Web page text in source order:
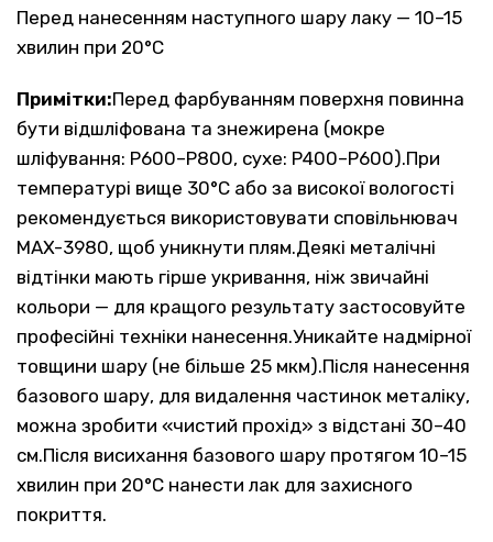
Перед нанесенням наступного шару лаку — 10–15
хвилин при 20°C
Примітки:Перед фарбуванням поверхня повинна
бути відшліфована та знежирена (мокре
шліфування: P600–P800, сухе: P400–P600).При
температурі вище 30°C або за високої вологості
рекомендується використовувати сповільнювач
MAX-3980, щоб уникнути плям.Деякі металічні
відтінки мають гірше укривання, ніж звичайні
кольори — для кращого результату застосовуйте
професійні техніки нанесення.Уникайте надмірної
товщини шару (не більше 25 мкм).Після нанесення
базового шару, для видалення частинок металіку,
можна зробити «чистий прохід» з відстані 30–40
см.Після висихання базового шару протягом 10–15
хвилин при 20°C нанести лак для захисного
покриття.